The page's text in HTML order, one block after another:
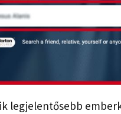
legjelentősebb